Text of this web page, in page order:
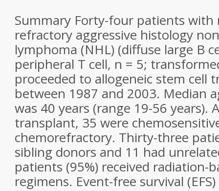
Summary Forty-four patients with
refractory aggressive histology
lymphoma (NHL) (diffuse large B
peripheral T cell, n = 5;
proceeded to allogeneic stem cell
between 1987 and 2003. Median
was 40 years (range 19-56 years).
transplant, 35 were
chemorefractory. Thirty-three
sibling donors and 11 had
patients (95%) received radiation-
regimens. Event-free survival